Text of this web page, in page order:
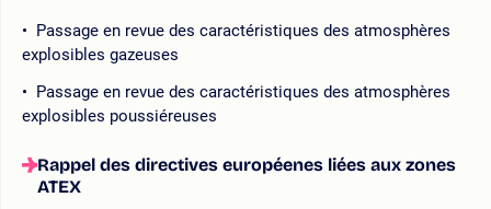
Passage en revue des caractéristiques des atmosphères
explosibles gazeuses
Passage en revue des caractéristiques des atmosphères
explosibles poussiéreuses
Rappel des directives européenes liées aux zones
ATEX